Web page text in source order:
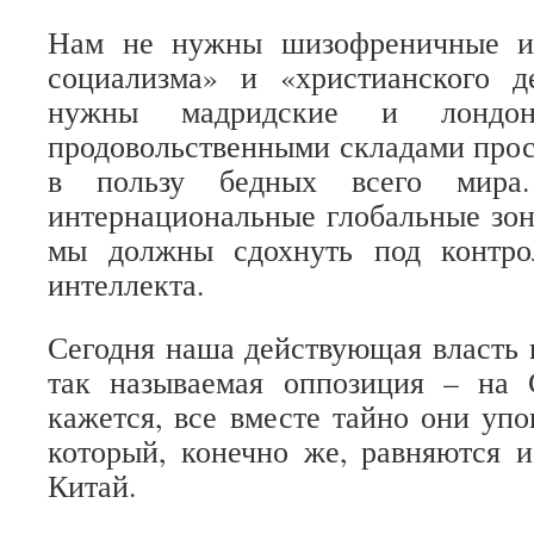
Нам не нужны шизофреничные
социализма» и «христианского
нужны мадридские и
продовольственными складами
в пользу бедных всего
интернациональные глобальные
мы должны сдохнуть под
интеллекта.
Сегодня наша действующая власть
так называемая оппозиция –
кажется, все вместе тайно они
который, конечно же,
Китай.